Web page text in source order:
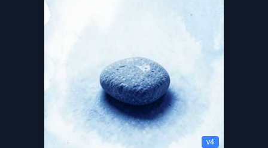
v4